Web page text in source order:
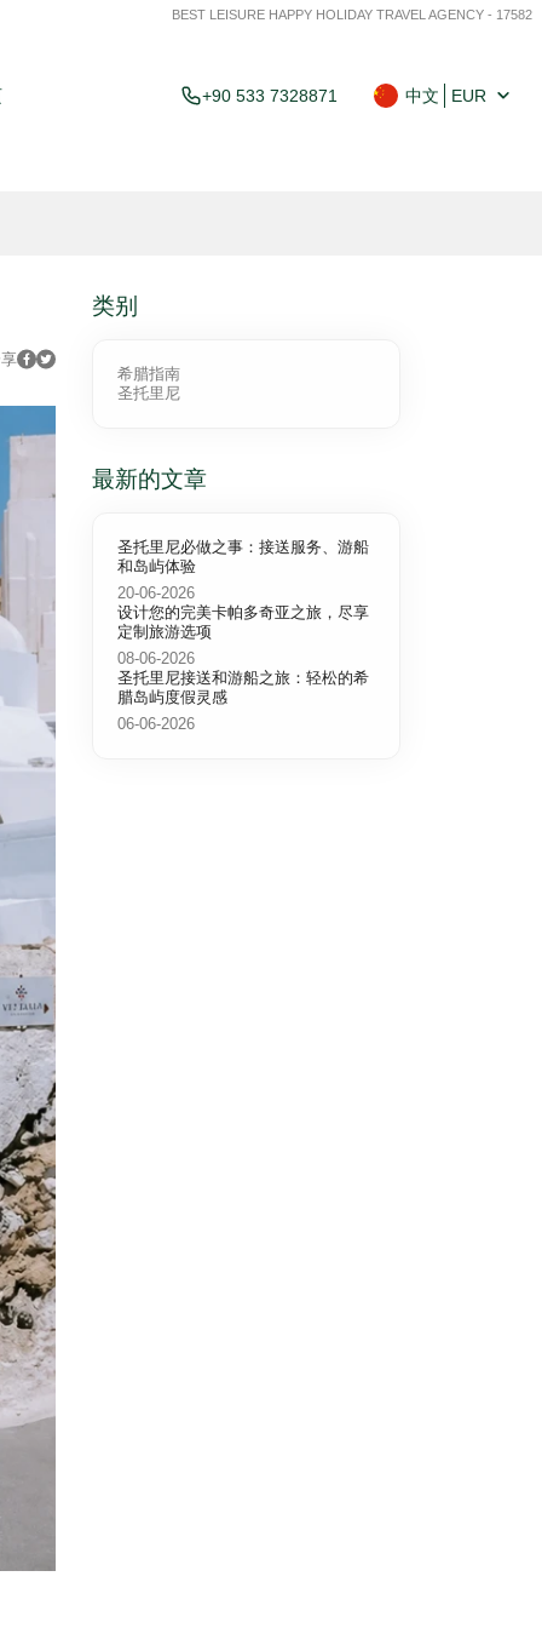
BEST LEISURE HAPPY HOLIDAY TRAVEL AGENCY - 17582
+90 533 7328871 中文 EUR
类别
希腊指南
圣托里尼
最新的文章
圣托里尼必做之事：接送服务、游船
和岛屿体验
20-06-2026
设计您的完美卡帕多奇亚之旅，尽享
定制旅游选项
08-06-2026
圣托里尼接送和游船之旅：轻松的希
腊岛屿度假灵感
06-06-2026